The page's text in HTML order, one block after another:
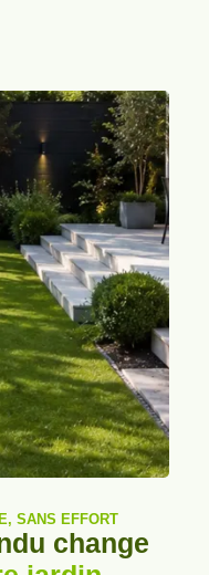
SANS EFFORT
change